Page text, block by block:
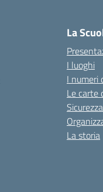
La
I luoghi
I numeri
Le carte
Sicurezza
La storia